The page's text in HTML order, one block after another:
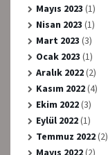
Mayıs 2023 (1)
Nisan 2023 (1)
Mart 2023 (3)
Ocak 2023 (1)
Aralık 2022(2)
Kasım 2022(4)
Ekim 2022(3)
Eylül 2022(1)
Temmuz 2022(2)
Mayıs 2022(2)